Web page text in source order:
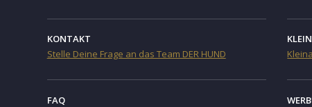
KONTAKT
Stelle Deine Frage an das Team DER HUND
FAQ